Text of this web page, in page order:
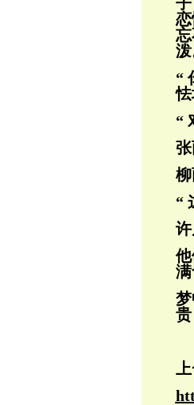
“
“
“
许